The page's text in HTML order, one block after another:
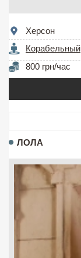
Херсон
Корабельный
800 грн/час
ЛОЛА